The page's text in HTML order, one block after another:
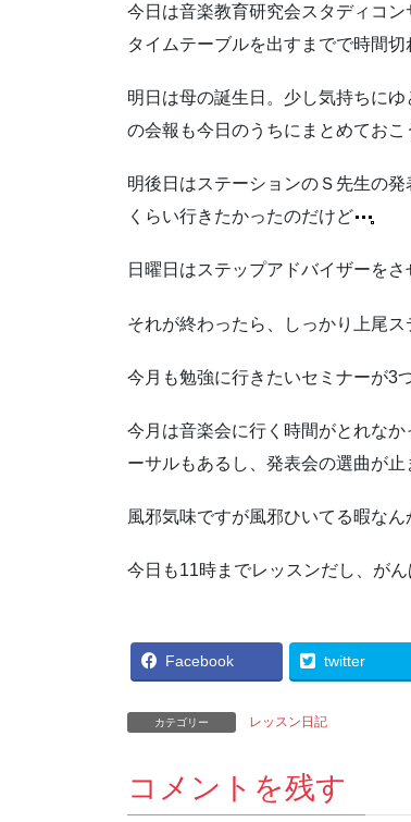
今日は音楽教育研究会スタディコ
タイムテーブルを出すまでで時間
明日は母の誕生日。少し気持ちに
の会報も今日のうちにまとめておこ
明後日はステーションのＳ先生の
くらい行きたかったのだけど
日曜日はステップアドバイザーをさ
それが終わったら、しっかり上尾
今月も勉強に行きたいセミナーが3
今月は音楽会に行く時間がとれな
ーサルもあるし、発表会の選曲が
風邪気味ですが風邪ひいてる暇なん
今日も11時までレッスンだし、が
Facebook twitter
カテゴリー レッスン日記
コメントを残す